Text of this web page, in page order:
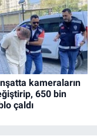
inşatta kameraların
650 bin
çaldı